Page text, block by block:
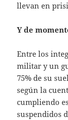
llevan en
Y de
Entre los
militar y un
75% de su
según la
cumpliendo
suspendidos